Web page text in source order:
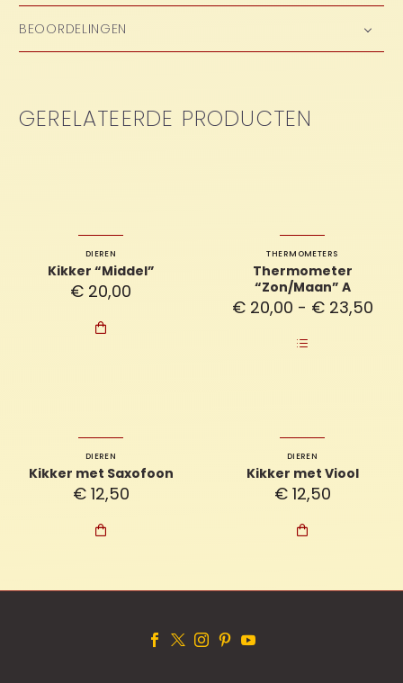
BEOORDELINGEN
GERELATEERDE PRODUCTEN
DIEREN
Kikker “Middel”
€ 20,00

THERMOMETERS
Thermometer
“Zon/Maan” A
€20,00 - €23,50
DIEREN
Kikker met Saxofoon
€12,50

DIEREN
Kikker met Viool
€12,50
